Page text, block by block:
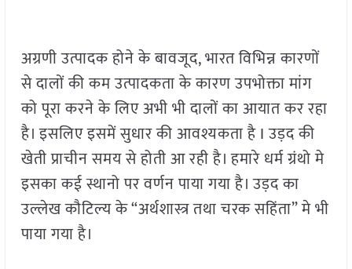
अग्रणी उत्पादक होने के बावजूद, भारत विभिन्न कारणों
से दालों की कम उत्पादकता के कारण उपभोक्ता मांग
को पूरा करने के लिए अभी भी दालों का आयात कर रहा
है। इसलिए इसमें सुधार की आवश्यकता है I उड़द की
खेती प्राचीन समय से होती आ रही है। हमारे धर्म ग्रंथो मे
इसका कई स्थानो पर वर्णन पाया गया है। उड़द का
उल्लेख कौटिल्य के “अर्थशास्त्र तथा चरक सहिंता” मे भी
पाया गया है।